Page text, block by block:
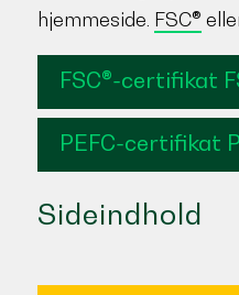
hjemmeside. FSC®
FSC®-certifikat
PEFC-certifikat
Sideindhold